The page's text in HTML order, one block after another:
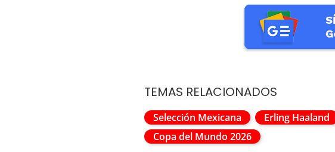
TEMAS RELACIONADOS
Selección Mexicana Erling Haaland
Copa del Mundo 2026